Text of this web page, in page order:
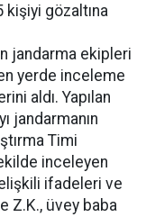
kişiyi gözaltına
jandarma ekipleri
yerde inceleme
aldı. Yapılan
jandarmanın
Timi
inceleyen
ifadeleri ve
Z.K., üvey baba